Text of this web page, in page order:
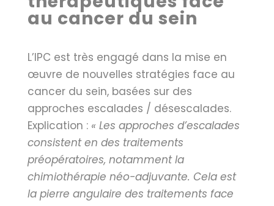
au cancer du sein
L’IPC est très engagé dans la mise en
œuvre de nouvelles stratégies face au
cancer du sein, basées sur des
approches escalades / désescalades.
Explication : « Les approches d’escalades
consistent en des traitements
préopératoires, notamment la
chimiothérapie néo-adjuvante. Cela est
la pierre angulaire des traitements face